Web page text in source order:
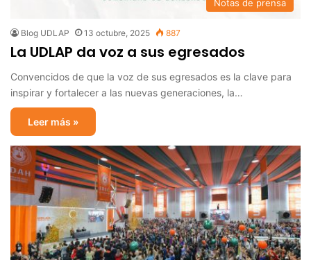
Notas de prensa
Blog UDLAP 13 octubre, 2025 887
La UDLAP da voz a sus egresados
Convencidos de que la voz de sus egresados es la clave para
inspirar y fortalecer a las nuevas generaciones, la…
Leer más »